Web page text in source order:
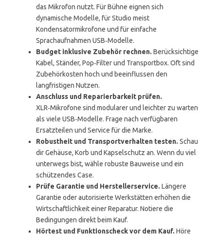
das Mikrofon nutzt. Für Bühne eignen sich
dynamische Modelle, für Studio meist
Kondensatormikrofone und für einfache
Sprachaufnahmen USB‑Modelle.
Budget inklusive Zubehör rechnen. Berücksichtige
Kabel, Ständer, Pop‑Filter und Transportbox. Oft sind
Zubehörkosten hoch und beeinflussen den
langfristigen Nutzen.
Anschluss und Reparierbarkeit prüfen.
XLR‑Mikrofone sind modularer und leichter zu warten
als viele USB‑Modelle. Frage nach verfügbaren
Ersatzteilen und Service für die Marke.
Robustheit und Transportverhalten testen. Schau
dir Gehäuse, Korb und Kapselschutz an. Wenn du viel
unterwegs bist, wähle robuste Bauweise und ein
schützendes Case.
Prüfe Garantie und Herstellerservice. Längere
Garantie oder autorisierte Werkstätten erhöhen die
Wirtschaftlichkeit einer Reparatur. Notiere die
Bedingungen direkt beim Kauf.
Hörtest und Funktionscheck vor dem Kauf. Höre